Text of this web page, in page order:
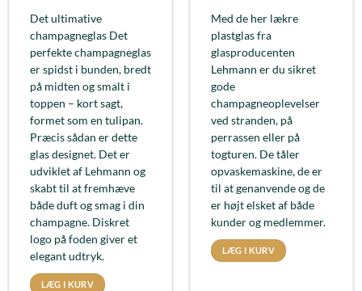
Det ultimative
champagneglas Det
perfekte champagneglas
er spidst i bunden, bredt
på midten og smalt i
toppen – kort sagt,
formet som en tulipan.
Præcis sådan er dette
glas designet. Det er
udviklet af Lehmann og
skabt til at fremhæve
både duft og smag i din
champagne. Diskret
logo på foden giver et
elegant udtryk.
LÆG I KURV
Med de her lækre
plastglas fra
glasproducenten
Lehmann er du sikret
gode
champagneoplevelser
ved stranden, på
perrassen eller på
togturen. De tåler
opvaskemaskine, de er
til at genanvende og de
er højt elsket af både
kunder og medlemmer.
LÆG I KURV